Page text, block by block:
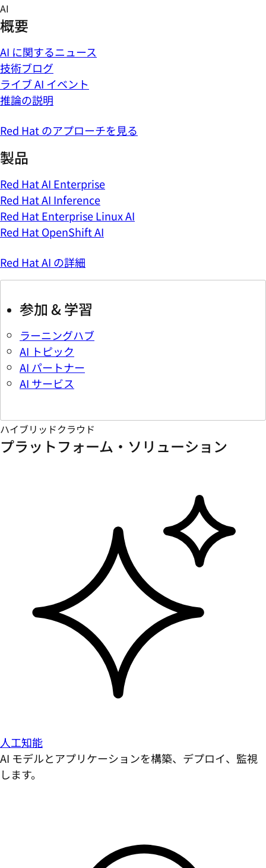
Skip
to
content
AI
概要
AI に関するニュース
技術ブログ
ライブ AI イベント
推論の説明
Red Hat のアプローチを見る
製品
Red Hat AI Enterprise
Red Hat AI Inference
Red Hat Enterprise Linux AI
Red Hat OpenShift AI
Red Hat AI の詳細
参加 & 学習
ラーニングハブ
AI トピック
AI パートナー
AI サービス
ハイブリッドクラウド
プラットフォーム・ソリューション
人工知能
AI モデルとアプリケーションを構築、デプロイ、監視
します。